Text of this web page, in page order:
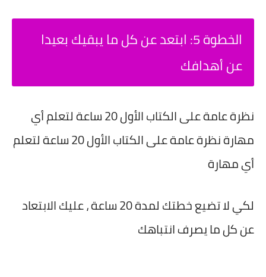
الخطوة 5: ابتعد عن كل ما يبقيك بعيدا
عن أهدافك
نظرة عامة على الكتاب الأول 20 ساعة لتعلم أي
مهارة نظرة عامة على الكتاب الأول 20 ساعة لتعلم
أي مهارة
لكي لا تضيع خطتك لمدة 20 ساعة ، عليك الابتعاد
عن كل ما يصرف انتباهك